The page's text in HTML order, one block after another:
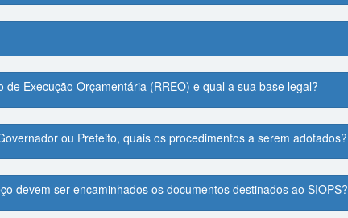
de Execução Orçamentária (RREO) e qual a sua base legal?
ou Prefeito, quais os procedimentos a serem adotados?
devem ser encaminhados os documentos destinados ao SIOPS?